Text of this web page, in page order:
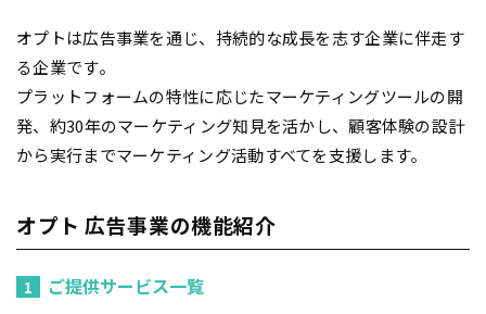
オプトは広告事業を通じ、持続的な成長を志す企業に伴走す
る企業です。
プラットフォームの特性に応じたマーケティングツールの開
発、約30年のマーケティング知見を活かし、顧客体験の設計
から実行までマーケティング活動すべてを支援します。
オプト 広告事業の機能紹介
1 ご提供サービス一覧